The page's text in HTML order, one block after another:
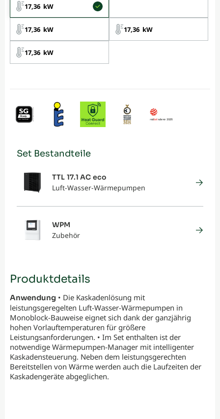
17,36 kW
17,36 kW 17,36 kW
17,36 kW
Set Bestandteile
TTL 17.1 AC eco
Luft-Wasser-Wärmepumpen
WPM
Zubehör
Produktdetails
Anwendung • Die Kaskadenlösung mit
leistungsgeregelten Luft-Wasser-Wärmepumpen in
Monoblock-Bauweise eignet sich dank der ganzjährig
hohen Vorlauftemperaturen für größere
Leistungsanforderungen. • Im Set enthalten ist der
notwendige Wärmepumpen-Manager mit intelligenter
Kaskadensteuerung. Neben dem leistungsgerechten
Bereitstellen von Wärme werden auch die Laufzeiten der
Kaskadengeräte abgeglichen.